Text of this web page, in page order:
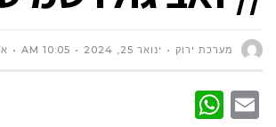
מערכת ירוק ינואר 25, 2024 10:05 AM
Email